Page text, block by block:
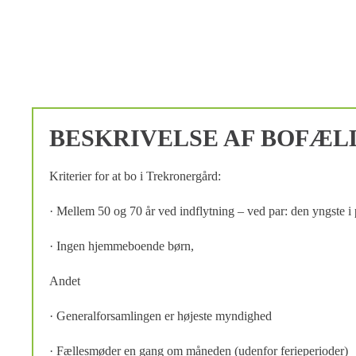
BESKRIVELSE AF
Kriterier for at bo i Trekronergård:
· Mellem 50 og 70 år ved indflytning – ved par: den yngste i
· Ingen hjemmeboende børn,
Andet
· Generalforsamlingen er højeste myndighed
· Fællesmøder en gang om måneden (udenfor ferieperioder)